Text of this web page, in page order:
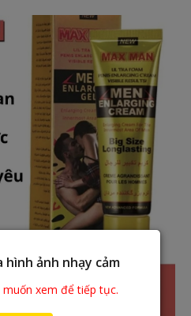
hình ảnh nhạy cảm
muốn xem để tiếp tục.